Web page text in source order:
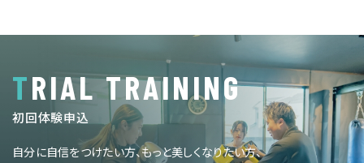
TRIAL TRAINING
初回体験申込
自分に自信をつけたい方、もっと美しくなりたい方、